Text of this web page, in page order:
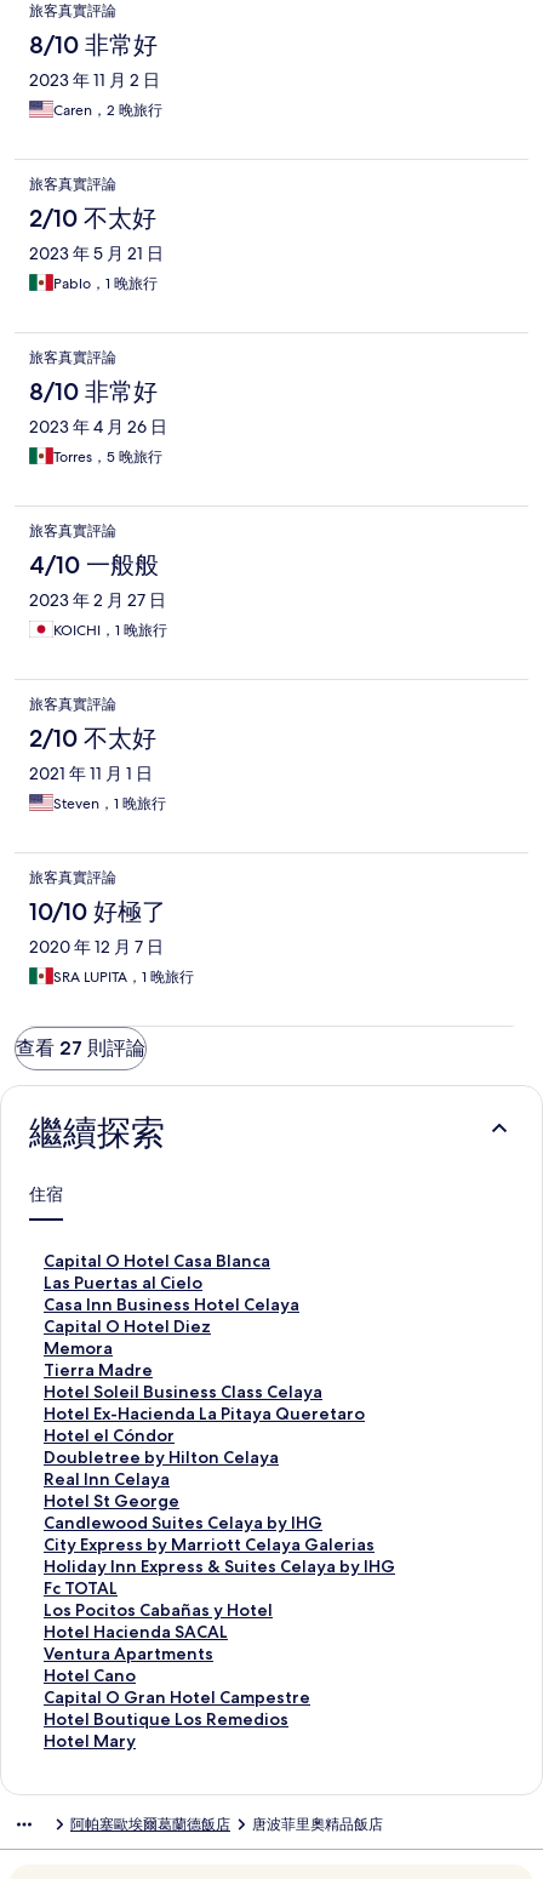
旅客真實評論
8/10 非常好
2023 年 11 月 2 日
Caren，2 晚旅行
旅客真實評論
2/10 不太好
2023 年 5 月 21 日
Pablo，1 晚旅行
旅客真實評論
8/10 非常好
2023 年 4 月 26 日
Torres，5 晚旅行
旅客真實評論
4/10 一般般
2023 年 2 月 27 日
KOICHI，1 晚旅行
旅客真實評論
2/10 不太好
2021 年 11 月 1 日
Steven，1 晚旅行
旅客真實評論
10/10 好極了
2020 年 12 月 7 日
SRA LUPITA，1 晚旅行
查看 27 則評論
繼續探索
住宿
Capital O Hotel Casa Blanca
C
a
p
i
t
a
l
O
H
o
t
e
l
C
a
s
a
B
l
a
n
c
a
Las Puertas al Cielo
L
a
s
P
u
e
r
t
a
s
a
l
C
i
e
l
o
的
連
結
Casa Inn Business Hotel Celaya
C
a
s
a
I
n
n
B
u
s
i
n
e
s
s
H
o
t
e
l
C
a
Capital O Hotel Diez
C
a
p
i
t
a
l
O
H
o
t
e
l
D
i
e
z
的
連
結
Memora
M
e
m
o
r
a
的
連
結
Tierra Madre
T
i
e
r
r
a
M
a
d
r
e
的
連
結
Hotel Soleil Business Class Celaya
H
o
t
e
l
S
o
l
e
i
l
B
u
s
i
n
e
a
Hotel Ex-Hacienda La Pitaya Queretaro
H
o
t
e
l
E
x
-
H
a
c
i
e
n
d
a
t
Hotel el Cóndor
H
o
t
e
l
e
l
C
ó
n
d
o
r
的
連
Doubletree by Hilton Celaya
D
o
u
b
l
e
t
r
e
e
b
y
H
i
C
Real Inn Celaya
R
e
a
l
I
n
n
C
e
l
a
y
a
Hotel St George
H
o
t
e
l
S
t
G
e
o
r
g
結
Candlewood Suites Celaya by IHG
C
a
n
d
l
e
w
o
o
d
S
s
City Express by Marriott Celaya Galerias
C
i
t
y
E
x
p
r
e
s
M
a
Holiday Inn Express & Suites Celaya by IHG
H
o
l
i
d
a
y
I
n
r
Fc TOTAL
F
c
T
O
T
A
L
的
Los Pocitos Cabañas y Hotel
L
o
s
P
o
c
i
a
Hotel Hacienda SACAL
H
o
t
e
l
H
n
Ventura Apartments
V
e
n
t
u
a
Hotel Cano
H
o
t
e
o
Capital O Gran Hotel Campestre
C
a
p
O
Hotel Boutique Los Remedios
H
o
o
Hotel Mary
H
M
阿帕塞歐埃爾葛蘭德飯店 唐波菲里奧精品飯店